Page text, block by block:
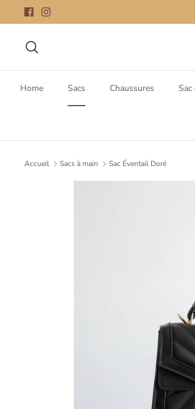
Passer
au
Home Sacs Chaussures
Accueil Sacs à main Sac Éventail Doré